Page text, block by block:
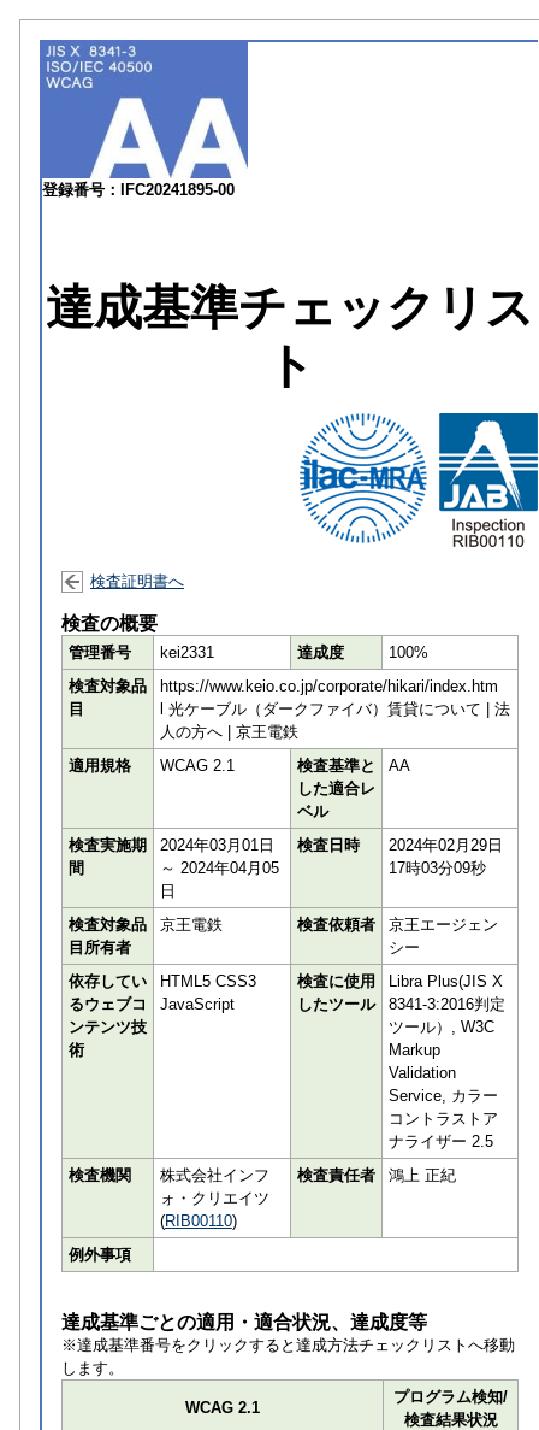
登録番号：IFC20241895-00
達成基準チェックリス
ト
検査証明書へ
検査の概要
管理番号 kei2331 達成度
100%
検査対象品
目
https://www.keio.co.jp/corporate/hikari/index.htm
l 光ケーブル（ダークファイバ）賃貸について | 法
人の方へ | 京王電鉄
適用規格
WCAG 2.1
検査基準と
した適合レ
ベル
AA
検査実施期
間
2024年03月01日
～ 2024年04月05
日
検査日時
2024年02月29日
17時03分09秒
検査対象品
目所有者
京王電鉄 検査依頼者
京王エージェン
シー
依存してい
るウェブコ
ンテンツ技
術
HTML5 CSS3
JavaScript
検査に使用
したツール
Libra Plus(JIS X
8341-3:2016判定
ツール）, W3C
Markup
Validation
Service, カラー
コントラストア
ナライザー 2.5
検査機関
株式会社インフ
ォ・クリエイツ
(RIB00110)
検査責任者 鴻上 正紀
例外事項
達成基準ごとの適用・適合状況、達成度等
※達成基準番号をクリックすると達成方法チェックリストへ移動
します。
WCAG 2.1
プログラム検知/
検査結果状況